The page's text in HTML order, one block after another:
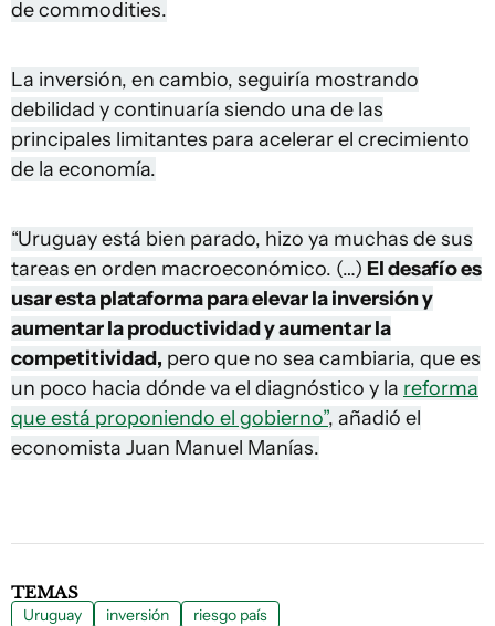
de commodities.
La inversión, en cambio, seguiría mostrando
debilidad y continuaría siendo una de las
principales limitantes para acelerar el crecimiento
de la economía.
“Uruguay está bien parado, hizo ya muchas de sus
tareas en orden macroeconómico. (…) El desafío es
usar esta plataforma para elevar la inversión y
aumentar la productividad y aumentar la
competitividad, pero que no sea cambiaria, que es
un poco hacia dónde va el diagnóstico y la reforma
que está proponiendo el gobierno”, añadió el
economista Juan Manuel Manías.
TEMAS
Uruguay inversión riesgo país